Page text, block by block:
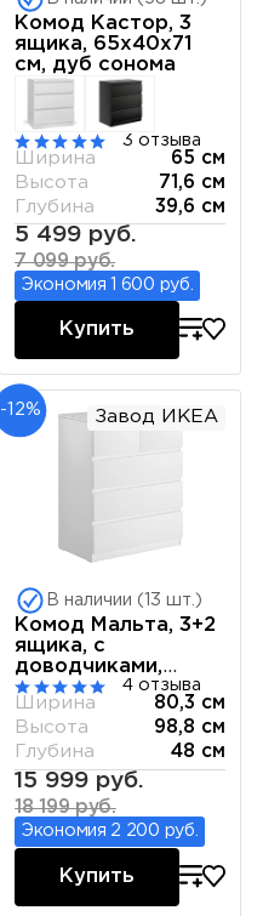
Комод Кастор, 3
ящика, 65х40х71
см, дуб сонома
3 отзыва
Ширина
65 см
Высота
71,6 см
Глубина
39,6 см
5 499 руб.
7 099 руб.
Экономия 1 600 руб.
Купить
-12% Завод ИКЕА
В наличии (13 шт.)
Комод Мальта, 3+2
ящика, с
доводчиками,
80х48х98 см,
белый
4 отзыва
Ширина
80,3 см
Высота
98,8 см
Глубина
48 см
15 999 руб.
18 199 руб.
Экономия 2 200 руб.
Купить